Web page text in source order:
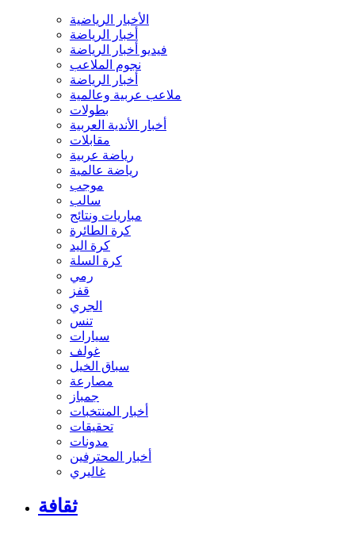
الأخبار الرياضية
أخبار الرياضة
فيديو أخبار الرياضة
نجوم الملاعب
أخبار الرياضة
ملاعب عربية وعالمية
بطولات
أخبار الأندية العربية
مقابلات
رياضة عربية
رياضة عالمية
موجب
سالب
مباريات ونتائج
كرة الطائرة
كرة اليد
كرة السلة
رمي
قفز
الجري
تنس
سيارات
غولف
سباق الخيل
مصارعة
جمباز
أخبار المنتخبات
تحقيقات
مدونات
أخبار المحترفين
غاليري
ثقافة